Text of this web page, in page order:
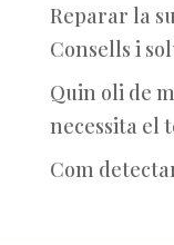
Reparar la
Consells i
Quin oli de
necessita el
Com